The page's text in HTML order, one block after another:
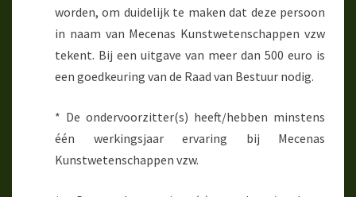
worden, om duidelijk te maken dat deze persoon
in naam van Mecenas Kunstwetenschappen vzw
tekent. Bij een uitgave van meer dan 500 euro is
een goedkeuring van de Raad van Bestuur nodig.
* De ondervoorzitter(s) heeft/hebben minstens
één werkingsjaar ervaring bij Mecenas
Kunstwetenschappen vzw.